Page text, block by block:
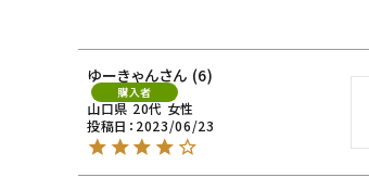
ゆーきゃん 6
購入者
山口県 20代 女性
投稿日
2023/06/23